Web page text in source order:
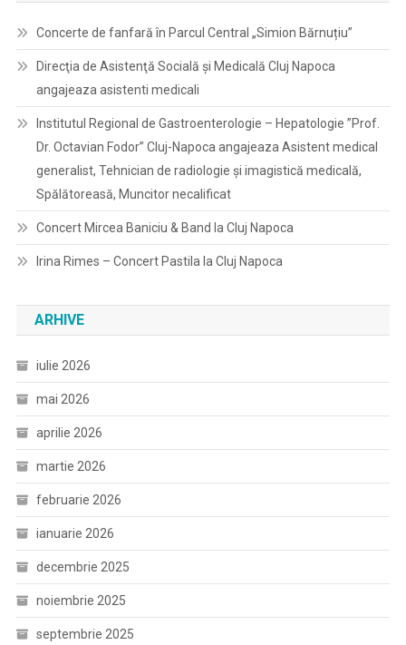
Concerte de fanfară în Parcul Central „Simion Bărnuțiu”
Direcţia de Asistenţă Socială şi Medicală Cluj Napoca
angajeaza asistenti medicali
Institutul Regional de Gastroenterologie – Hepatologie ”Prof.
Dr. Octavian Fodor” Cluj-Napoca angajeaza Asistent medical
generalist, Tehnician de radiologie și imagistică medicală,
Spălătoreasă, Muncitor necalificat
Concert Mircea Baniciu & Band la Cluj Napoca
Irina Rimes – Concert Pastila la Cluj Napoca
ARHIVE
iulie 2026
mai 2026
aprilie 2026
martie 2026
februarie 2026
ianuarie 2026
decembrie 2025
noiembrie 2025
septembrie 2025